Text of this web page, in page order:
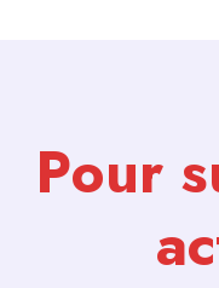
Pour